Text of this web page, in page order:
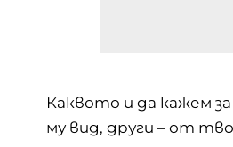
Каквото и да кажем
му вид, други – от